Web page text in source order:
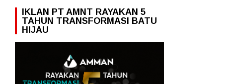
IKLAN PT AMNT RAYAKAN 5
TAHUN TRANSFORMASI BATU
HIJAU